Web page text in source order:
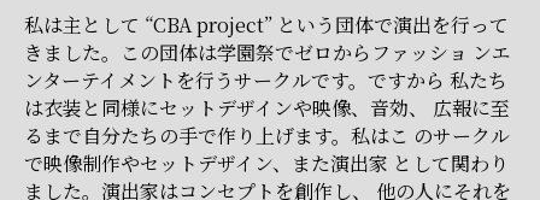
私は主として “CBA project” という団体で演出を行って
きました。この団体は学園祭でゼロからファッショ ンエ
ンターテイメントを行うサークルです。ですから 私たち
は衣装と同様にセットデザインや映像、音効、 広報に至
るまで自分たちの手で作り上げます。私はこ のサークル
で映像制作やセットデザイン、また演出家 として関わり
ました。演出家はコンセプトを創作し、 他の人にそれを